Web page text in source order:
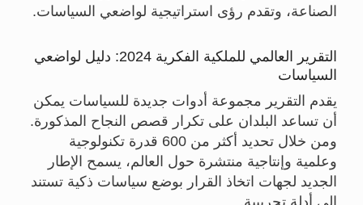
الصناعة، وتقدم رؤى استراتيجية لواضعي السياسات.
التقرير العالمي للملكية الفكرية 2024: دليل لواضعي
السياسات
يقدم التقرير مجموعة أدوات جديدة للسياسات يمكن
أن تساعد البلدان على تكرار قصص النجاح المذكورة.
ومن خلال تحديد أكثر من 600 قدرة تكنولوجية
وعلمية وإنتاجية منتشرة حول العالم، يسمح الإطار
الجديد لجهات اتخاذ القرار بوضع سياسات ذكية تستند
إلى أدلة تجريبية.